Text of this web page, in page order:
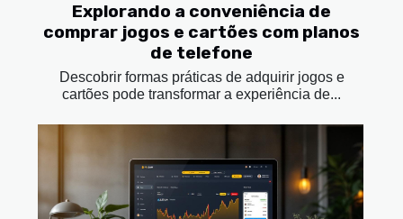
Explorando a conveniência de
comprar jogos e cartões com planos
de telefone
Descobrir formas práticas de adquirir jogos e
cartões pode transformar a experiência de...